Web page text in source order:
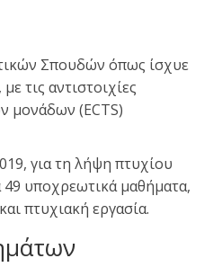
Σπουδών όπως ίσχυε
τις αντιστοιχίες
μονάδων (ECTS)
για τη λήψη πτυχίου
49 υποχρεωτικά μαθήματα,
πτυχιακή εργασία.